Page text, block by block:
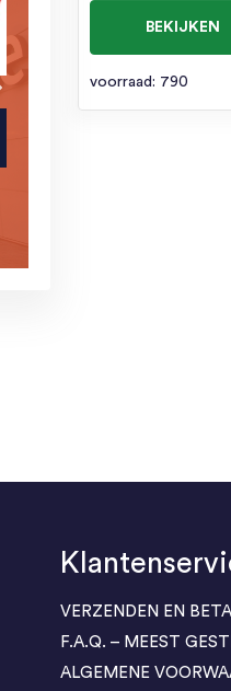
BEKIJKEN
voorraad: 790
VERZENDEN EN
F.A.Q. – MEEST
ALGEMENE